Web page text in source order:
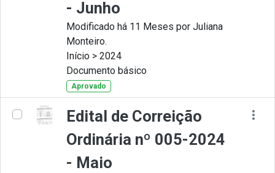
- Junho
Modificado há 11 Meses por Juliana
Monteiro.
Início > 2024
Documento básico
Aprovado
Edital de Correição
Ordinária nº 005-2024
- Maio